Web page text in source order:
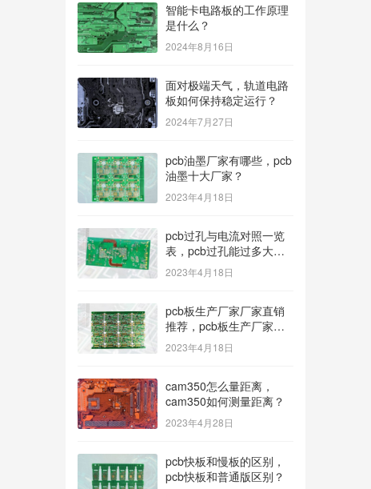
智能卡电路板的工作原理
是什么？
2024年8月16日
面对极端天气，轨道电路
板如何保持稳定运行？
2024年7月27日
pcb油墨厂家有哪些，pcb
油墨十大厂家？
2023年4月18日
pcb过孔与电流对照一览
表，pcb过孔能过多大电
流？
2023年4月18日
pcb板生产厂家厂家直销
推荐，pcb板生产厂家多
种型号可选？
2023年4月18日
cam350怎么量距离，
cam350如何测量距离？
2023年4月28日
pcb快板和慢板的区别，
pcb快板和普通版区别？